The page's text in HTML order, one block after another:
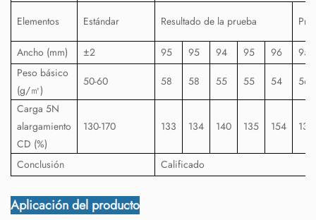
Elementos Estándar Resultado de la prueba
Ancho (mm) ±2 95 95 94 95 96
95
Peso básico
(g/㎡)
50-60 58 58 55 55 54
56
Carga 5N
alargamiento
CD (%)
130-170 133 134 140 135 154
Conclusión Calificado
Aplicación del producto